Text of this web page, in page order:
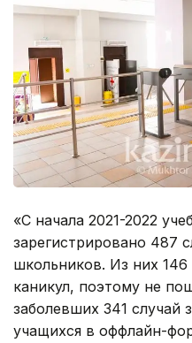
«С начала 2021-2022
зарегистрировано 487
школьников. Из них 146
каникул, поэтому не
заболевших 341 случай
учащихся в оффлайн-